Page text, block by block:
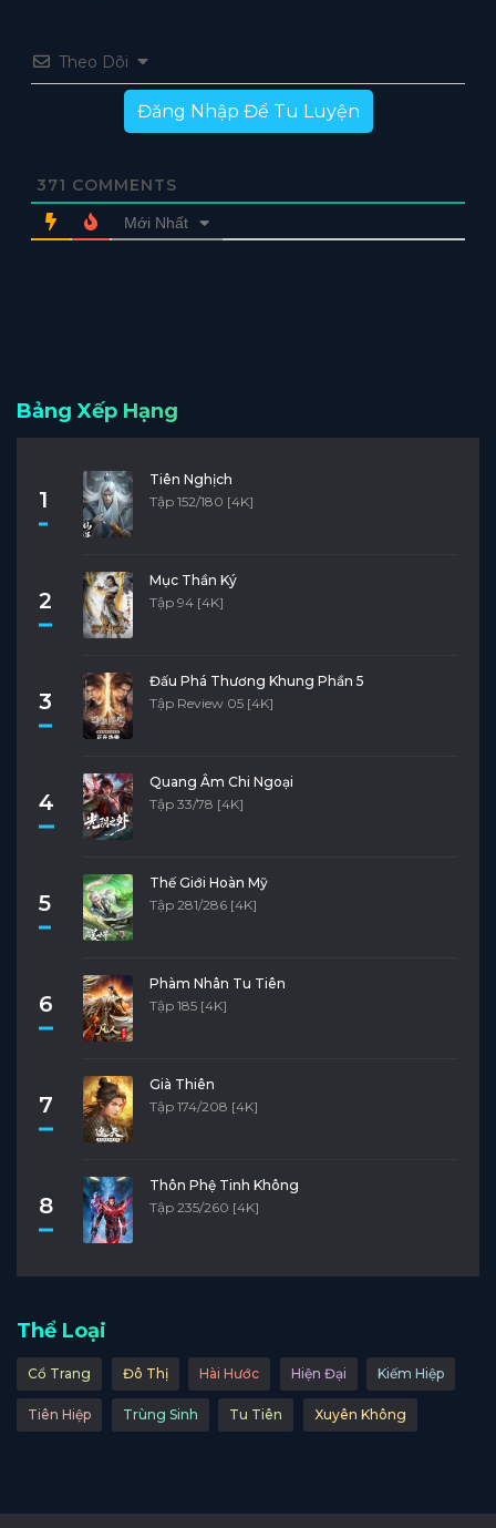
Theo Dõi
Đăng Nhập Để Tu Luyện
371 COMMENTS
Mới Nhất
Bảng Xếp Hạng
1
Tiên Nghịch
Tập 152/180 [4K]
2
Mục Thần Ký
Tập 94 [4K]
3
Đấu Phá Thương Khung Phần 5
Tập Review 05 [4K]
4
Quang Âm Chi Ngoại
Tập 33/78 [4K]
5
Thế Giới Hoàn Mỹ
Tập 281/286 [4K]
6
Phàm Nhân Tu Tiên
Tập 185 [4K]
7
Già Thiên
Tập 174/208 [4K]
8
Thôn Phệ Tinh Không
Tập 235/260 [4K]
Thể Loại
Cổ Trang Đô Thị Hài Hước Hiện Đại Kiếm Hiệp
Tiên Hiệp Trùng Sinh Tu Tiên Xuyên Không